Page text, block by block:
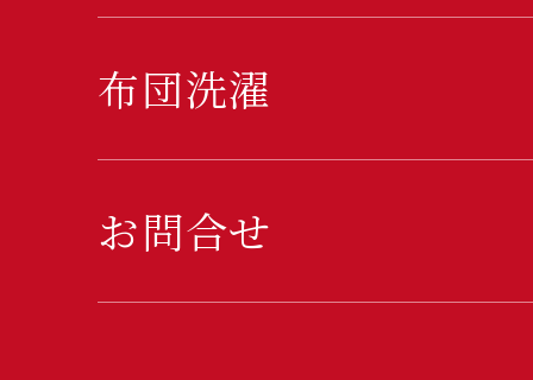
布団洗濯
お問合せ